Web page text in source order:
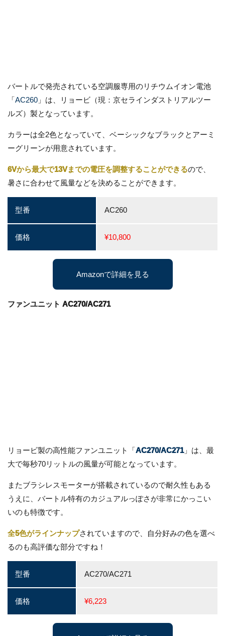
バートルで発売されている空調服専用のリチウムイオン電池
「AC260 」は、リョービ（現：京セラインダストリアルツー
ルズ）製となっています。
カラーは全2色となっていて、ベーシックなブラックとアーミ
ーグリーンが用意されています。
6Vから最大で13Vまでの電圧を調整することができるので、
暑さに合わせて風量などを決めることができます。
型番 AC260
価格 ¥10,800
Amazonで詳細を見る
ファンユニット AC270/AC271
リョービ製の高性能ファンユニット「AC270/AC271」は、最
大で毎秒70リットルの風量が可能となっています。
またブラシレスモーターが搭載されているので耐久性もある
うえに、バートル特有のカジュアルっぽさが非常にかっこい
いのも特徴です。
全5色がラインナップされていますので、自分好みの色を選べ
るのも高評価な部分ですね！
型番 AC270/AC271
価格 ¥6,223